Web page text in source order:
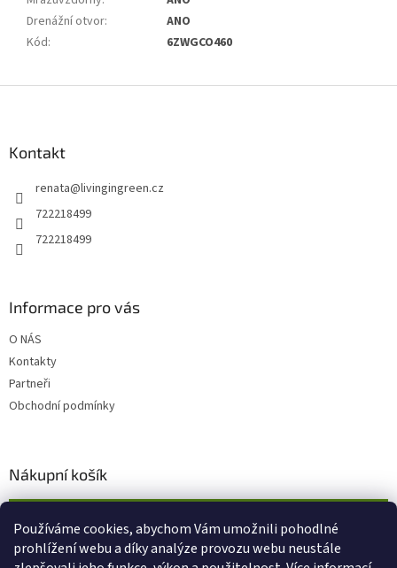
Používáme cookies, abychom Vám umožnili pohodlné
prohlížení webu a díky analýze provozu webu neustále
Drenážní otvor:
ANO
Kód: 6ZWGCO460
Kontakt
renata@livingingreen.cz
722218499
722218499
Informace pro vás
O NÁS
Kontakty
Partneři
Obchodní podmínky
Nákupní košík